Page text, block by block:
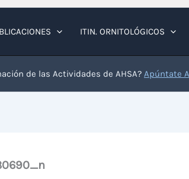
ITIN. ORNITOLÓGICOS
de las Actividades de AHSA? Apúntate